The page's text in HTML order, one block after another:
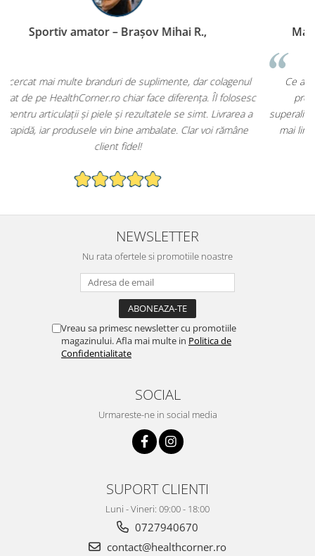
a
Mamă și pasionată de nutriție – Iași Ioana C.,
Ce apreciez cel mai mult la HealthCorner.ro este faptul că
produsele sunt curate, fără aditivi inutili. Am cumpărat
superalimente și vitamine pentru întreaga familie și mă simt mult
mai liniștită știind că le ofer ceva sigur și de calitate. Serviciul
clienți este prompt și prietenos.
NEWSLETTER
Nu rata ofertele si promotiile noastre
Vreau sa primesc newsletter cu promotiile
magazinului. Afla mai multe in Politica de
Confidentialitate
SOCIAL
Urmareste-ne in social media
SUPORT CLIENTI
Luni - Vineri: 09:00 - 18:00
0727940670
contact@healthcorner.ro